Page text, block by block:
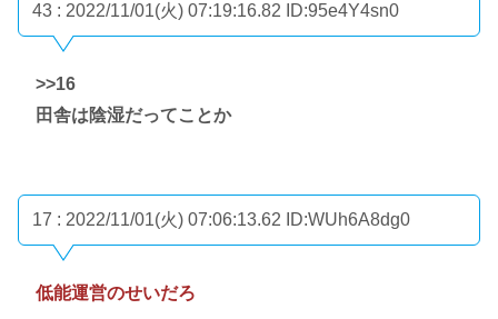
43 : 2022/11/01(火) 07:19:16.82 ID:95e4Y4sn0
>>16
田舎は陰湿だってことか
17 : 2022/11/01(火) 07:06:13.62 ID:WUh6A8dg0
低能運営のせいだろ